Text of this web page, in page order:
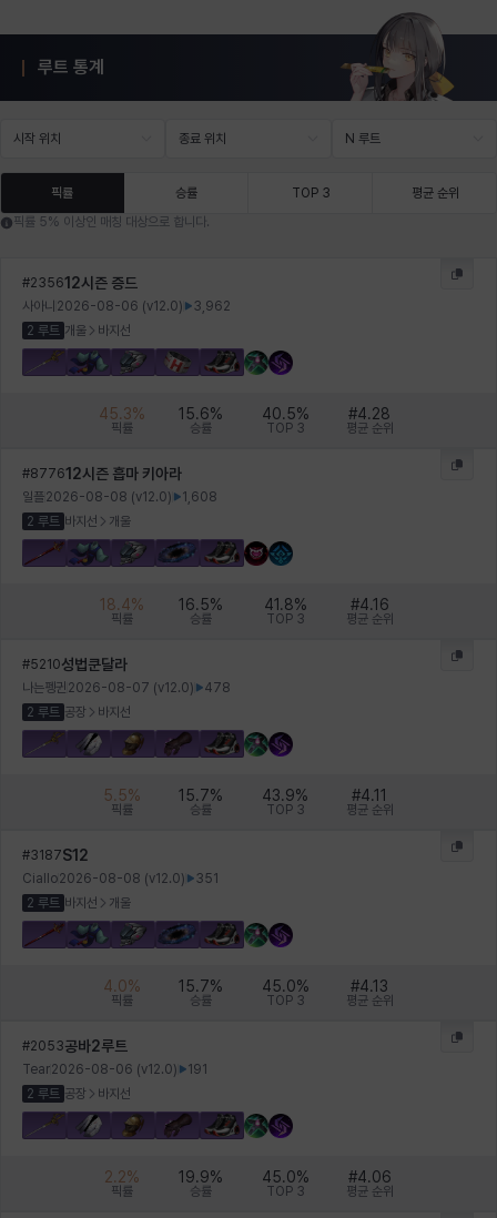
알론소 얀
에스텔 에키온 엘레나 요한
윌리엄 유민 이바
이슈트반 이안 일레븐 자히르
케네스
코렐라인 크레이버 클로에 키아라
헤이즈 헨리 현우 혜진
루트 통계
시작 위치 종료 위치 N 루트
픽률 승률 TOP 3
평균 순위
픽률 5% 이상인 매칭 대상으로 합니다.
#235612시즌 증드
사아니 2026-08-06 (v12.0)
3,962
2 루트 개울 바지선
45.3%
픽률
15.6%
승률
40.5%
TOP 3
#4.28
평균 순위
#877612시즌 흡마 키아라
일플2026-08-08 (v12.0)
1,608
2 루트 바지선 개울
18.4%
픽률
16.5%
승률
41.8%
TOP 3
#4.16
평균 순위
#5210성법쿤달라
나는펭귄 2026-08-07 (v12.0)
478
2 루트 공장 바지선
5.5%
픽률
15.7%
승률
43.9%
TOP 3
#4.11
평균 순위
#3187S12
CiaIIo2026-08-08 (v12.0)
351
2 루트 바지선 개울
4.0%
픽률
15.7%
승률
45.0%
TOP 3
#4.13
평균 순위
#2053공바2루트
Tear2026-08-06 (v12.0)
191
2 루트 공장 바지선
2.2%
픽률
19.9%
승률
45.0%
TOP 3
#4.06
평균 순위